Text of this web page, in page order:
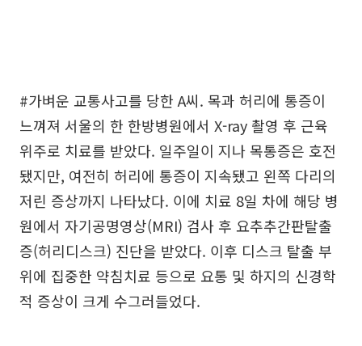
#가벼운 교통사고를 당한 A씨. 목과 허리에 통증이
느껴져 서울의 한 한방병원에서 X-ray 촬영 후 근육
위주로 치료를 받았다. 일주일이 지나 목통증은 호전
됐지만, 여전히 허리에 통증이 지속됐고 왼쪽 다리의
저린 증상까지 나타났다. 이에 치료 8일 차에 해당 병
원에서 자기공명영상(MRI) 검사 후 요추추간판탈출
증(허리디스크) 진단을 받았다. 이후 디스크 탈출 부
위에 집중한 약침치료 등으로 요통 및 하지의 신경학
적 증상이 크게 수그러들었다.